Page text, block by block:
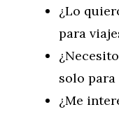
¿Lo
para
solo para
¿Me